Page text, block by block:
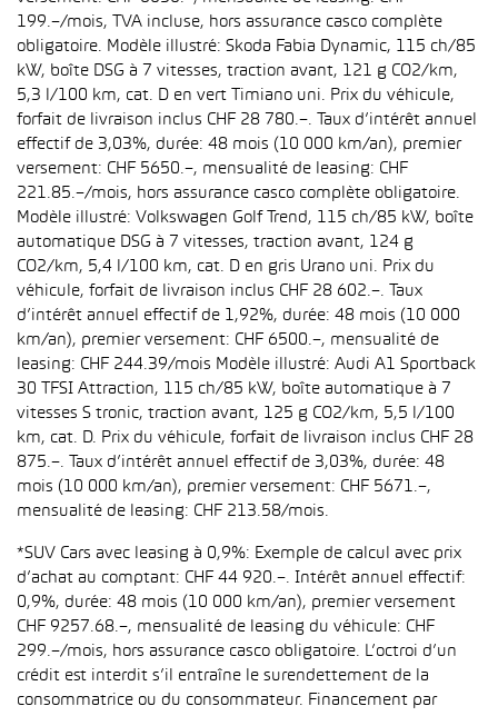
199.–/mois, TVA incluse, hors assurance casco complète
obligatoire. Modèle illustré: Skoda Fabia Dynamic, 115 ch/85
kW, boîte DSG à 7 vitesses, traction avant, 121 g CO2/km,
5,3 l/100 km, cat. D en vert Timiano uni. Prix du véhicule,
forfait de livraison inclus CHF 28 780.–. Taux d’intérêt annuel
effectif de 3,03%, durée: 48 mois (10 000 km/an), premier
versement: CHF 5650.–, mensualité de leasing: CHF
221.85.–/mois, hors assurance casco complète obligatoire.
Modèle illustré: Volkswagen Golf Trend, 115 ch/85 kW, boîte
automatique DSG à 7 vitesses, traction avant, 124 g
CO2/km, 5,4 l/100 km, cat. D en gris Urano uni. Prix du
véhicule, forfait de livraison inclus CHF 28 602.–. Taux
d’intérêt annuel effectif de 1,92%, durée: 48 mois (10 000
km/an), premier versement: CHF 6500.–, mensualité de
leasing: CHF 244.39/mois Modèle illustré: Audi A1 Sportback
30 TFSI Attraction, 115 ch/85 kW, boîte automatique à 7
vitesses S tronic, traction avant, 125 g CO2/km, 5,5 l/100
km, cat. D. Prix du véhicule, forfait de livraison inclus CHF 28
875.–. Taux d’intérêt annuel effectif de 3,03%, durée: 48
mois (10 000 km/an), premier versement: CHF 5671.–,
mensualité de leasing: CHF 213.58/mois.
*SUV Cars avec leasing à 0,9%: Exemple de calcul avec prix
d’achat au comptant: CHF 44 920.–. Intérêt annuel effectif:
0,9%, durée: 48 mois (10 000 km/an), premier versement
CHF 9257.68.–, mensualité de leasing du véhicule: CHF
299.–/mois, hors assurance casco obligatoire. L’octroi d’un
crédit est interdit s’il entraîne le surendettement de la
consommatrice ou du consommateur. Financement par